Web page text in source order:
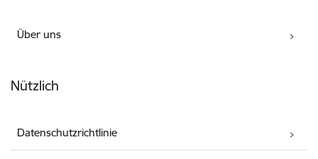
Über uns
Nützlich
Datenschutzrichtlinie